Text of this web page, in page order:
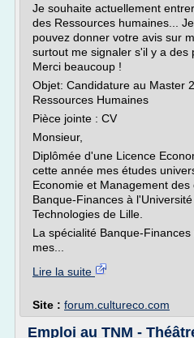
Je souhaite actuellement
des Ressources humaines...
pouvez donner votre avis sur
surtout me signaler s'il y a des
Merci beaucoup !
Objet: Candidature au Master
Ressources Humaines
Pièce jointe : CV
Monsieur,
Diplômée d'une Licence
cette année mes études
Economie et Management
Banque-Finances à
Technologies de Lille.
La spécialité Banque-
mes...
Lire la suite
Site : forum.cultureco.com
Emploi au TNM -